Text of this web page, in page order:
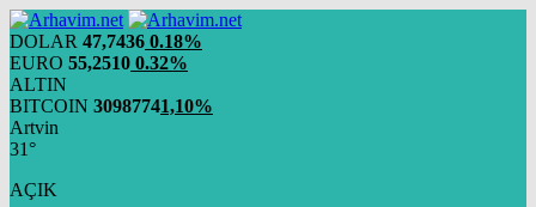
DOLAR 47,7436 0.18%
EURO 55,2510 0.32%
ALTIN
BITCOIN 30987741,10%
Artvin
31°
AÇIK